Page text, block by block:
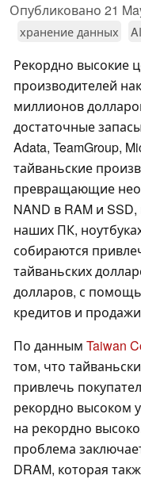
Опубликовано 21
хранение данных AI
Рекордно высокие
производителей
миллионов
достаточные
Adata, TeamGroup,
тайваньские
превращающие
NAND в RAM и
наших ПК,
собираются
тайваньских
долларов, с
кредитов и
По данным Taiwan
том, что
привлечь
рекордно высоком
на рекордно
проблема
DRAM, которая